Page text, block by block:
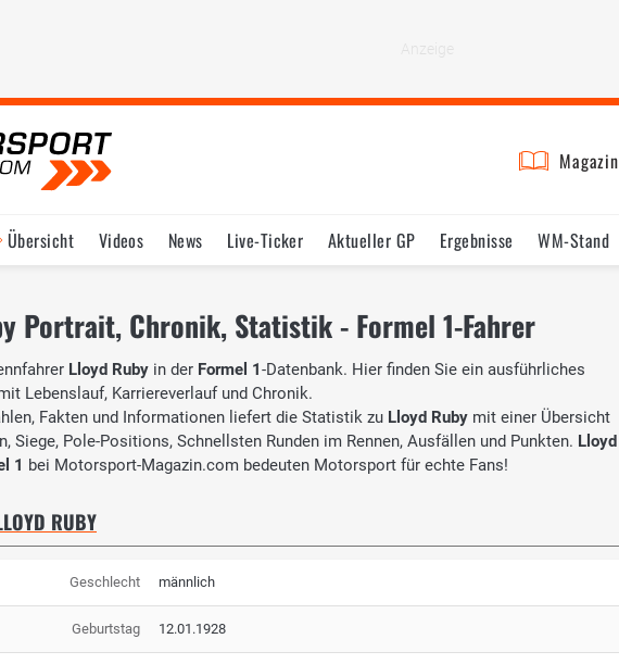
Magazin
Übersicht Videos News Live-Ticker Aktueller GP Ergebnisse WM-Stand
Portrait, Chronik, Statistik - Formel 1-Fahrer
Lloyd Ruby in der Formel 1-Datenbank. Hier finden Sie ein ausführliches
Lebenslauf, Karriereverlauf und Chronik.
Fakten und Informationen liefert die Statistik zu Lloyd Ruby mit einer Übersicht
Siege, Pole-Positions, Schnellsten Runden im Rennen, Ausfällen und Punkten. Lloyd
1 bei Motorsport-Magazin.com bedeuten Motorsport für echte Fans!
RUBY
Geschlecht männlich
Geburtstag 12.01.1928